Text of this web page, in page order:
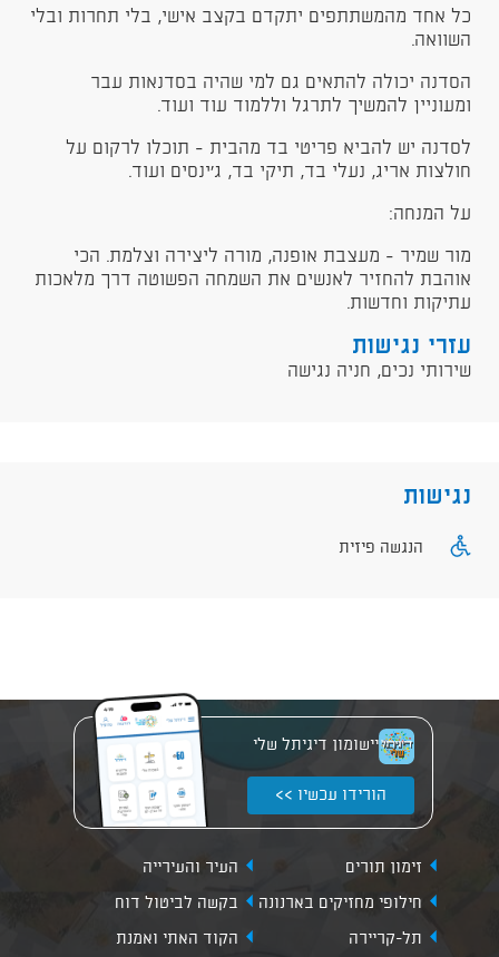
כל אחד מהמשתתפים יתקדם בקצב אישי, בלי תחרות ובלי
השוואה.
הסדנה יכולה להתאים גם למי שהיה בסדנאות עבר
ומעוניין להמשיך לתרגל וללמוד עוד ועוד.
לסדנה יש להביא פריטי בד מהבית - תוכלו לרקום על
חולצות אריג, נעלי בד, תיקי בד, ג'ינסים ועוד.
על המנחה:
מור שמיר - מעצבת אופנה, מורה ליצירה וצלמת. הכי
אוהבת להחזיר לאנשים את השמחה הפשוטה דרך מלאכות
עתיקות וחדשות.
עזרי נגישות
שירותי נכים, חניה נגישה
נגישות
הנגשה פיזית
יישומון דיגיתל שלי
הורידו עכשיו >>
זימון תורים
העיר והעירייה
חילופי מחזיקים בארנונה
בקשה לביטול דוח
תל-קריירה
הקוד האתי ואמנת